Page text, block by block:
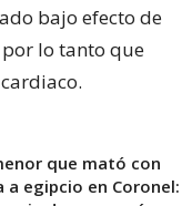
bajo efecto de
lo tanto que
que mató con
a egipcio en Coronel: